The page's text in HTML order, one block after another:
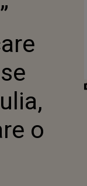
CĂSĂTOREȘTE
FEMEIA CU
o